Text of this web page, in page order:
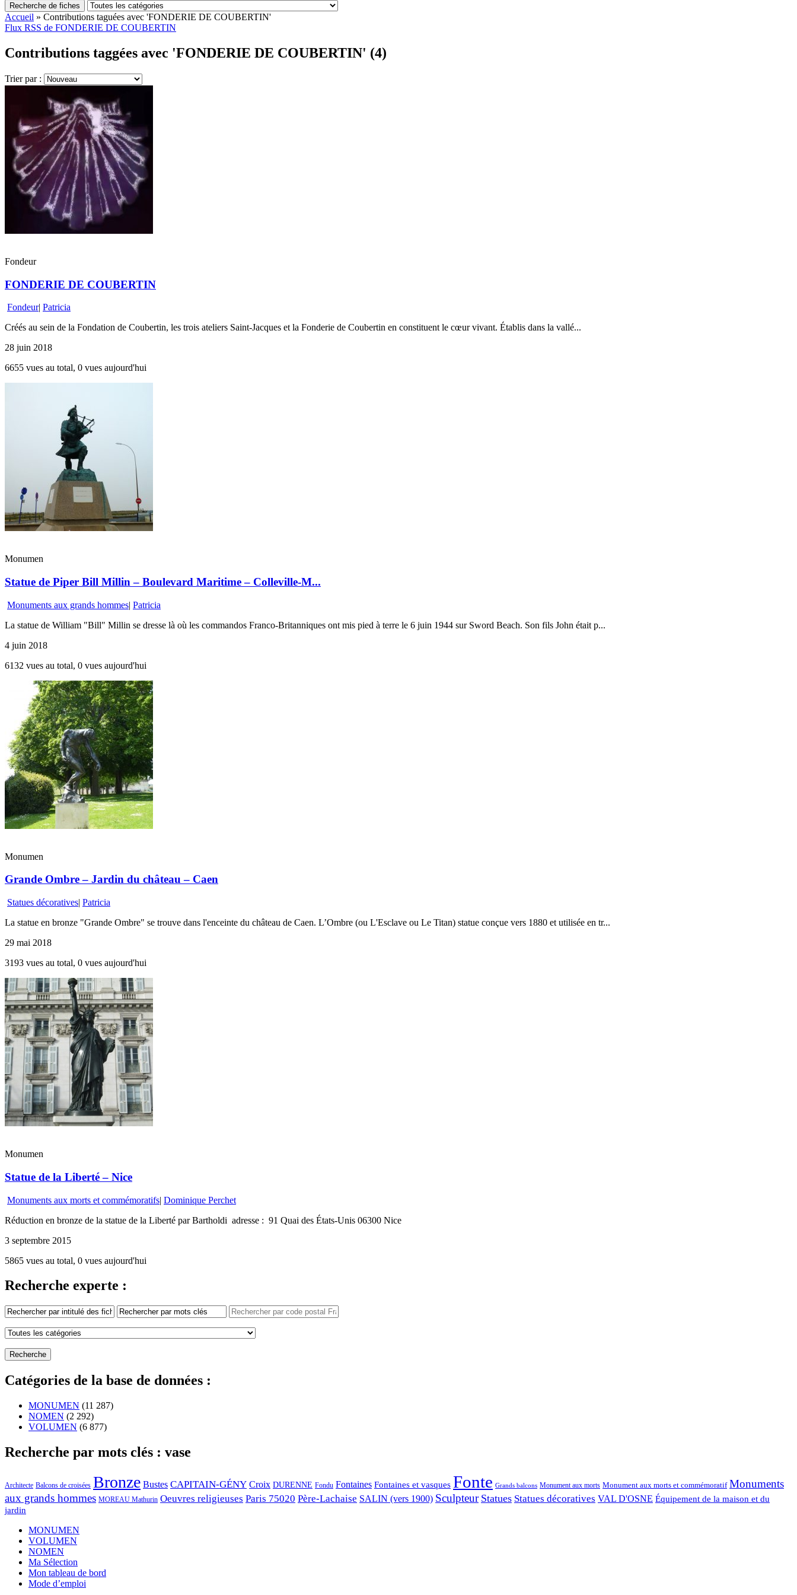
Recherche de fiches
Accueil » Contributions taguées avec 'FONDERIE DE COUBERTIN'
Flux RSS de FONDERIE DE COUBERTIN
Contributions taggées avec 'FONDERIE DE COUBERTIN' (4)
Trier par :
Fondeur
FONDERIE DE COUBERTIN
Fondeur| Patricia
Créés au sein de la Fondation de Coubertin, les trois ateliers Saint-Jacques et la Fonderie de Coubertin en constituent le cœur vivant. Établis dans la vallé...
28 juin 2018
6655 vues au total, 0 vues aujourd'hui
Monumen
Statue de Piper Bill Millin – Boulevard Maritime – Colleville-M...
Monuments aux grands hommes| Patricia
La statue de William "Bill" Millin se dresse là où les commandos Franco-Britanniques ont mis pied à terre le 6 juin 1944 sur Sword Beach. Son fils John était p...
4 juin 2018
6132 vues au total, 0 vues aujourd'hui
Monumen
Grande Ombre – Jardin du château – Caen
Statues décoratives| Patricia
La statue en bronze "Grande Ombre" se trouve dans l'enceinte du château de Caen. L’Ombre (ou L'Esclave ou Le Titan) statue conçue vers 1880 et utilisée en tr...
29 mai 2018
3193 vues au total, 0 vues aujourd'hui
Monumen
Statue de la Liberté – Nice
Monuments aux morts et commémoratifs| Dominique Perchet
Réduction en bronze de la statue de la Liberté par Bartholdi adresse : 91 Quai des États-Unis 06300 Nice
3 septembre 2015
5865 vues au total, 0 vues aujourd'hui
Recherche experte :
Catégories de la base de données :
MONUMEN (11 287)
NOMEN (2 292)
VOLUMEN (6 877)
Recherche par mots clés : vase
Architecte Balcons de croisées Bronze Bustes CAPITAIN-GÉNY Croix DURENNE Fondu Fontaines Fontaines et vasques Fonte Grands balcons Monument aux morts Monument aux morts et commémoratif Monuments
aux grands hommes MOREAU Mathurin Oeuvres religieuses Paris 75020 Père-Lachaise SALIN (vers 1900) Sculpteur Statues Statues décoratives VAL D'OSNE Équipement de la maison et du
jardin
MONUMEN
VOLUMEN
NOMEN
Ma Sélection
Mon tableau de bord
Mode d’emploi